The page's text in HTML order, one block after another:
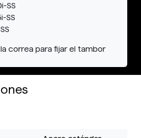
SS
SS
correa para fijar el tambor